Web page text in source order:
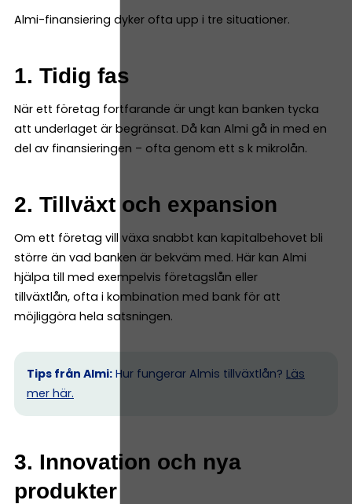
Almi-finansiering dyker ofta upp i tre situationer.
1. Tidig fas
När ett företag fortfarande är ungt kan banken tycka
att underlaget är begränsat. Då kan Almi gå in med en
del av finansieringen – ofta genom ett s k mikrolån.
2. Tillväxt och expansion
Om ett företag vill växa snabbt kan kapitalbehovet bli
större än vad banken är bekväm med. Här kan Almi
hjälpa till med exempelvis företagslån eller
tillväxtlån, ofta i kombination med bank för att
möjliggöra hela satsningen.
Tips från Almi: Hur fungerar Almis tillväxtlån? Läs
mer här.
3. Innovation och nya
produkter